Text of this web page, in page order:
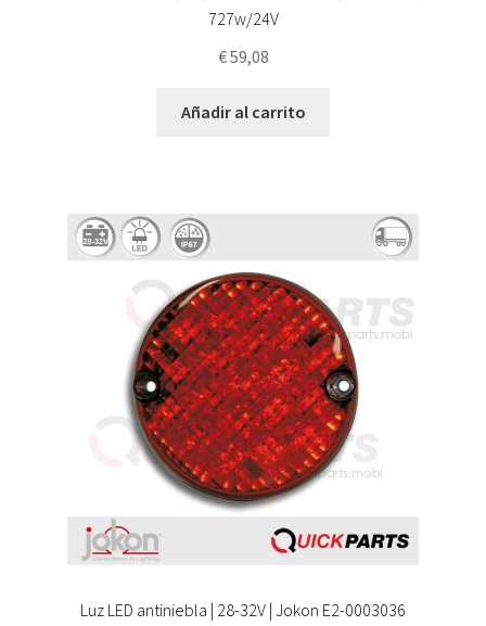
727w/24V
€59,08
Añadir al carrito
Luz LED antiniebla | 28-32V | Jokon E2-0003036